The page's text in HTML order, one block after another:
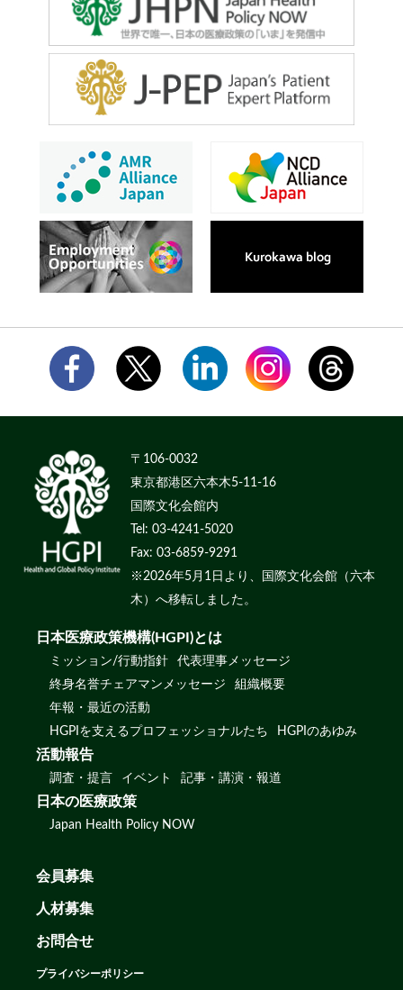
〒106-0032
東京都港区六本木5-11-16
国際文化会館内
Tel: 03-4241-5020
Fax: 03-6859-9291
※2026年5月1日より、国際文化会館（六本
木）へ移転しました。
日本医療政策機構(HGPI)とは
ミッション/行動指針
代表理事メッセージ
終身名誉チェアマンメッセージ
組織概要
年報・最近の活動
HGPIを支えるプロフェッショナルたち
HGPIのあゆみ
活動報告
調査・提言 イベント 記事・講演・報道
日本の医療政策
Japan Health Policy NOW
会員募集
人材募集
お問合せ
プライバシーポリシー